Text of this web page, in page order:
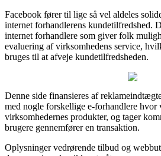
Facebook fører til lige så vel aldeles
internet forhandlerens kundetilfredshed.
internet forhandlere som giver folk
evaluering af virksomhedens service,
bruges til at afveje kundetilfredsheden.
Denne side finansieres af
med nogle forskellige e-forhandlere hvor
virksomhedernes produkter, og tager
brugere gennemfører en transaktion.
Oplysninger vedrørende tilbud og